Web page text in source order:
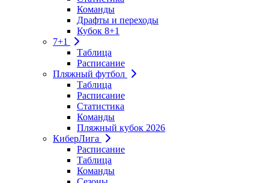
Команды
Драфты и переходы
Кубок 8+1
7+1
Таблица
Расписание
Пляжный футбол
Таблица
Расписание
Статистика
Команды
Пляжный кубок 2026
КиберЛига
Расписание
Таблица
Команды